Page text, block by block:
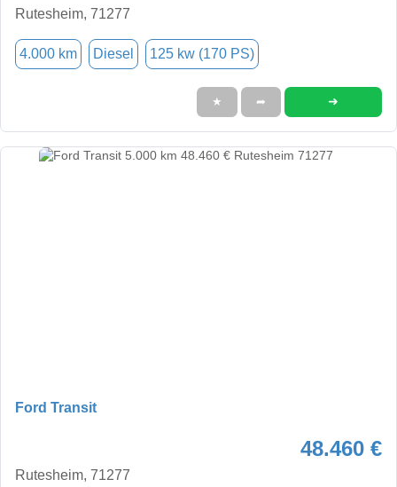
Rutesheim, 71277
4.000 km Diesel 125 kw (170 PS)
★ ➦ ➜
Ford Transit
48.460 €
Rutesheim, 71277